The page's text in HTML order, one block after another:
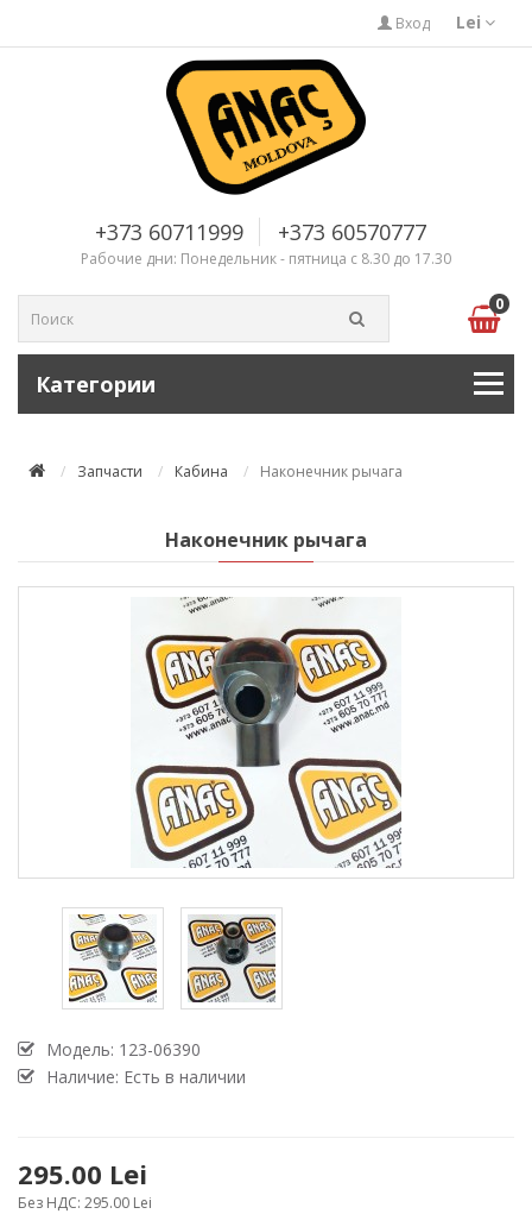
Lei
Вход
+373 60711999 +373 60570777
Рабочие дни: Понедельник - пятница с 8.30 до 17.30
0
Категории
Запчасти Кабина Наконечник рычага
Наконечник рычага
Модель: 123-06390
Наличие: Есть в наличии
295.00 Lei
Без НДС: 295.00 Lei